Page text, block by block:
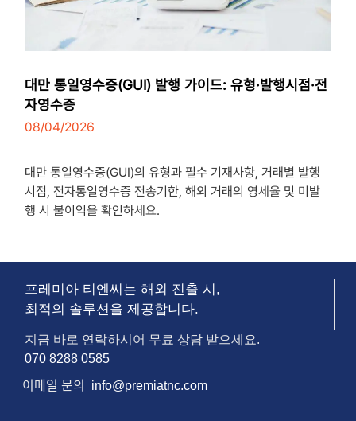
대만 통일영수증(GUI) 발행 가이드: 유형·발행시점·전
자영수증
08/04/2026
대만 통일영수증(GUI)의 유형과 필수 기재사항, 거래별 발행
시점, 전자통일영수증 전송기한, 해외 거래의 영세율 및 미발
행 시 불이익을 확인하세요.
프레미아 티엔씨는 해외 진출 시,
최적의 솔루션을 제공합니다.
지금 바로 연락하시어 무료 상담 받으세요.
070 8288 0585
이메일 문의 info@premiatnc.com